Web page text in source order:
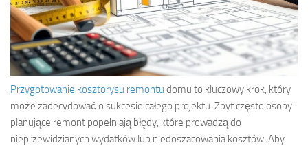
Przygotowanie kosztorysu remontu domu to kluczowy krok, który
może zadecydować o sukcesie całego projektu. Zbyt często osoby
planujące remont popełniają błędy, które prowadzą do
nieprzewidzianych wydatków lub niedoszacowania kosztów. Aby